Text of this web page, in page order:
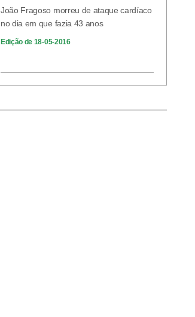
João Fragoso morreu de ataque cardíaco
no dia em que fazia 43 anos
Edição de 18-05-2016